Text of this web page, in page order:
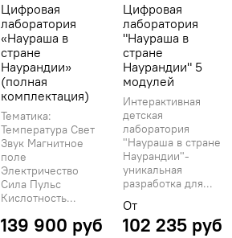
Цифровая
лаборатория
«Наураша в
стране
Наурандии»
(полная
комплектация)
Тематика:
Температура Свет
Звук Магнитное
поле
Электричество
Сила Пульс
Кислотность...
139 900 руб
Цифровая
лаборатория
"Наураша в
стране
Наурандии" 5
модулей
Интерактивная
детская
лаборатория
"Наураша в стране
Наурандии"-
уникальная
разработка для...
От
102 235 руб